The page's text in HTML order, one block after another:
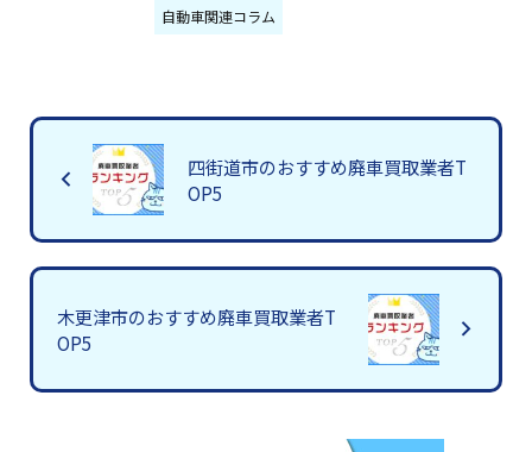
自動車関連コラム
四街道市のおすすめ廃車買取業者T
OP5
木更津市のおすすめ廃車買取業者T
OP5